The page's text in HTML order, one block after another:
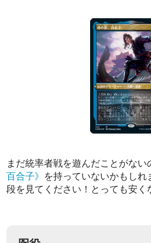
まだ統率者戦を遊んだことがない
百合子》 を持っていないかもし
段を見てください！とっても安く